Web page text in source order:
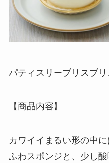
パティスリーブリスブ
【商品内容】
カワイイまるい形の中
ふわスポンジと、少し